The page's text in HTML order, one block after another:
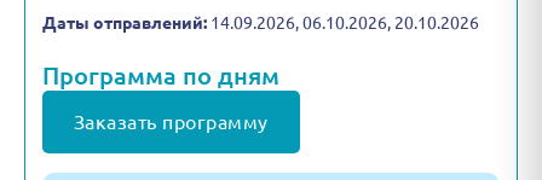
Даты отправлений: 14.09.2026, 06.10.2026, 20.10.2026
Программа по дням
Заказать программу